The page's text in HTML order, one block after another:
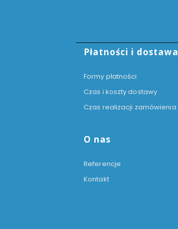
Płatności i dostawa
Formy płatności
Czas i koszty dostawy
Czas realizacji zamówienia
O nas
Referencje
Kontakt